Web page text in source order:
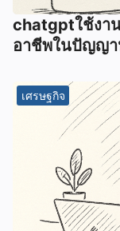
chatgptใช้งา
อาชีพในปัญญา
เศรษฐกิจ